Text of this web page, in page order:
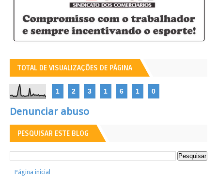
TOTAL DE VISUALIZAÇÕES DE PÁGINA
1 2 3 1 6 1 0
Denunciar abuso
PESQUISAR ESTE BLOG
Página inicial